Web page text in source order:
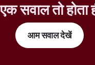
सवाल तो होता
आम सवाल देखें